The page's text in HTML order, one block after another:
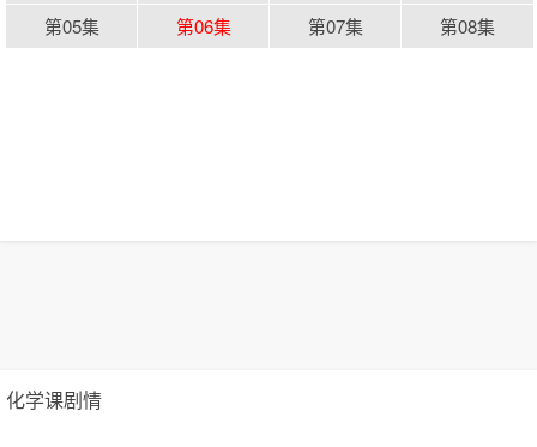
第05集
第06集 第07集 第08集
化学课剧情